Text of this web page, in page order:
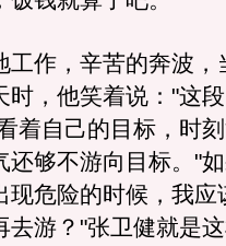
作，辛苦的奔波，
时，他笑着说："这
着自己的目标，时
还够不游向目标。"
现危险的时候，我应
去游？"张卫健就是